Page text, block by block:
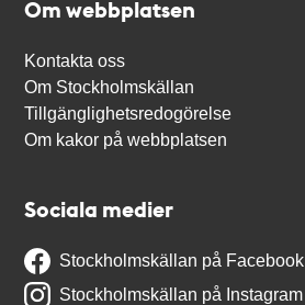
Om webbplatsen
Kontakta oss
Om Stockholmskällan
Tillgänglighetsredogörelse
Om kakor på webbplatsen
Sociala medier
Stockholmskällan på Facebook
Stockholmskällan på Instagram